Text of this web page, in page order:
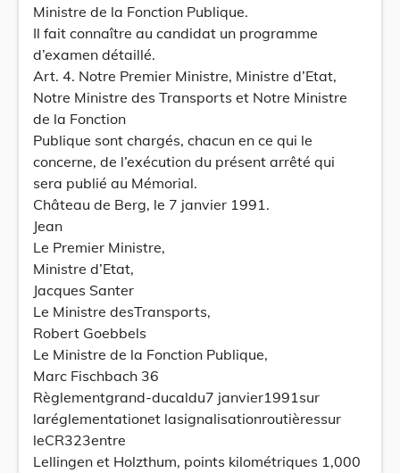
Ministre de la Fonction Publique.
Il fait connaître au candidat un programme
d’examen détaillé.
Art. 4. Notre Premier Ministre, Ministre d’Etat,
Notre Ministre des Transports et Notre Ministre
de la Fonction
Publique sont chargés, chacun en ce qui le
concerne, de l’exécution du présent arrêté qui
sera publié au Mémorial.
Château de Berg, le 7 janvier 1991.
Jean
Le Premier Ministre,
Ministre d’Etat,
Jacques Santer
Le Ministre desTransports,
Robert Goebbels
Le Ministre de la Fonction Publique,
Marc Fischbach 36
Règlementgrand-ducaldu7 janvier1991sur
laréglementationet lasignalisationroutièressur
leCR323entre
Lellingen et Holzthum, points kilométriques 1,000